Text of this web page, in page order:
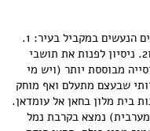
כחלק מהפיתוח התיירותי ישנם שני תהליכים הנעשים במקביל בעיר: 1.
בניית שווקים ומלונות בלב העיר העתיקה ו2. ניסיון לפנות את תושבי
מבוססת יותר (ויש מי
שבעצם מתעלם ואף מוחק
בית מלון בחאן אל עומדאן.
נמצא בקרבת נמל